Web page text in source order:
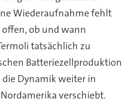
Wiederaufnahme fehlt
ob und wann
tatsächlich zu
Batteriezellproduktion
Dynamik weiter in
verschiebt.